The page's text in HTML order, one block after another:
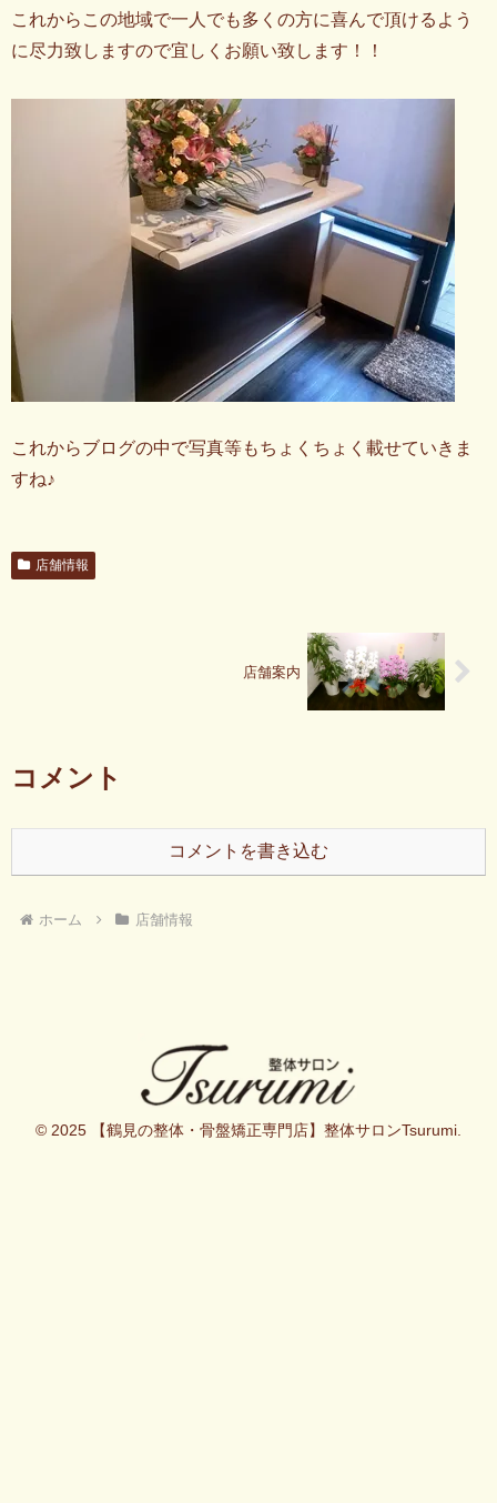
これからこの地域で一人でも多くの方に喜んで頂けるよう
に尽力致しますので宜しくお願い致します！！
これからブログの中で写真等もちょくちょく載せていきま
すね♪
店舗情報
店舗案内
コメント
コメントを書き込む
ホーム 店舗情報
© 2025 【鶴見の整体・骨盤矯正専門店】整体サロンTsurumi.